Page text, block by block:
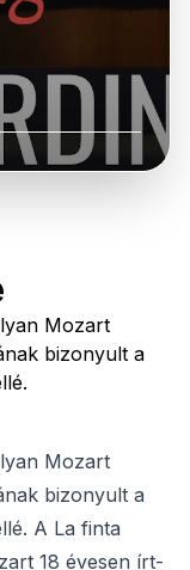
Mozart
bizonyult a
Mozart
bizonyult a
A La finta
18 évesen írt-